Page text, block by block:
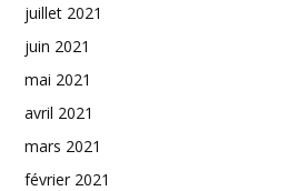
juillet 2021
juin 2021
mai 2021
avril 2021
mars 2021
février 2021